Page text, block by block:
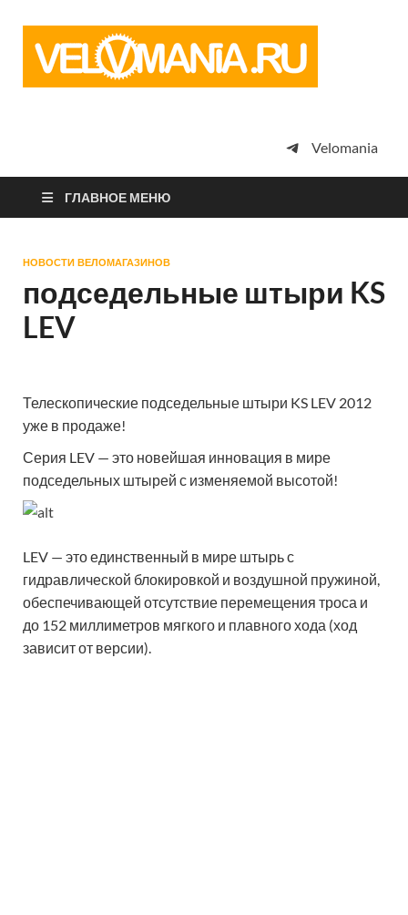
просто
Velomania
ГЛАВНОЕ МЕНЮ
НОВОСТИ ВЕЛОМАГАЗИНОВ
подседельные штыри KS
LEV
Телескопические подседельные штыри KS LEV 2012
уже в продаже!
Серия LEV — это новейшая инновация в мире
подседельных штырей с изменяемой высотой!
LEV — это единственный в мире штырь с
гидравлической блокировкой и воздушной пружиной,
обеспечивающей отсутствие перемещения троса и
до 152 миллиметров мягкого и плавного хода (ход
зависит от версии).